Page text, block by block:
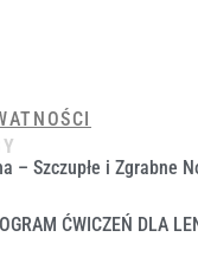
– Szczupłe i Zgrabne
ĆWICZEŃ DLA